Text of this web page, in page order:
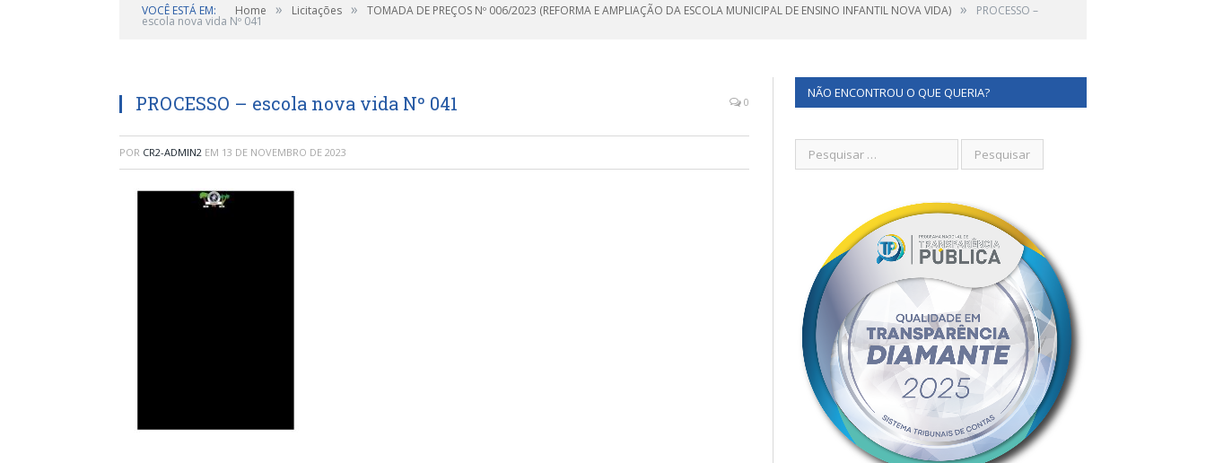
VOCÊ ESTÁ EM: Home » Licitações » TOMADA DE PREÇOS Nº 006/2023 (REFORMA E AMPLIAÇÃO DA ESCOLA MUNICIPAL DE ENSINO INFANTIL NOVA VIDA) » PROCESSO –
escola nova vida Nº 041
PROCESSO – escola nova vida Nº 041 0
POR CR2-ADMIN2 EM 13 DE NOVEMBRO DE 2023
NÃO ENCONTROU O QUE QUERIA?